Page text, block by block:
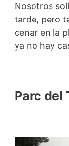
Nosotros
tarde, pero
cenar en la
ya no hay
Parc del